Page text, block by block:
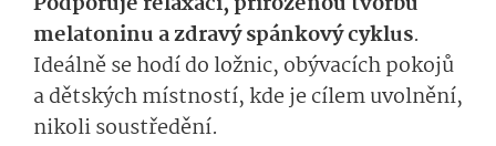
melatoninu a zdravý spánkový cyklus.
Ideálně se hodí do ložnic, obývacích pokojů
a dětských místností, kde je cílem uvolnění,
nikoli soustředění.